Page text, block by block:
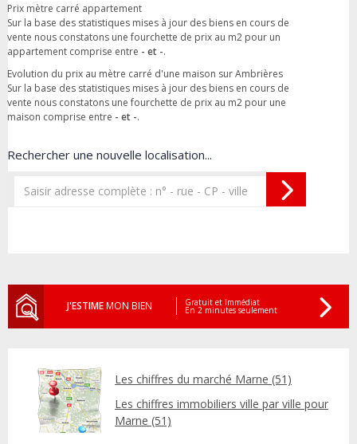
Prix mètre carré appartement
Sur la base des statistiques mises à jour des biens en cours de
vente nous constatons une fourchette de prix au m2 pour un
appartement comprise entre - et -.
Evolution du prix au mètre carré d'une maison sur Ambrières
Sur la base des statistiques mises à jour des biens en cours de
vente nous constatons une fourchette de prix au m2 pour une
maison comprise entre - et -.
Rechercher une nouvelle localisation...
J'ESTIMEMON BIEN Gratuit et Immédiat
En 2 minutes seulement
Les chiffres du marché Marne (51)
Les chiffres immobiliers ville par ville pour
Marne (51)